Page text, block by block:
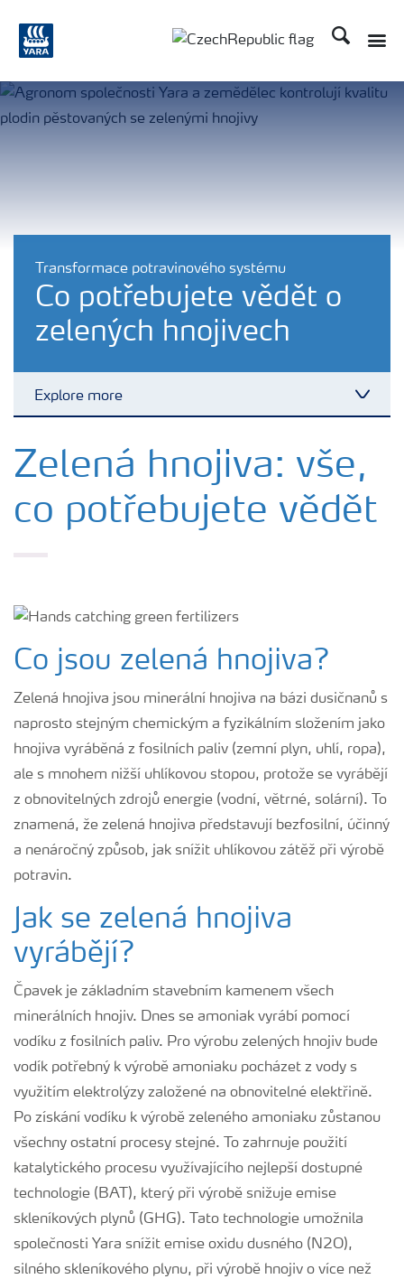
Hledat
Transformace potravinového systému
Co potřebujete vědět o
zelených hnojivech
Explore more
Plány výživy
Hnojiva
Bezpečnost hnojiv
Dokumenty
Yara email klub
Kontakty
Zelená hnojiva: vše,
co potřebujete vědět
Co jsou zelená hnojiva?
Zelená hnojiva jsou minerální hnojiva na bázi dusičnanů s
naprosto stejným chemickým a fyzikálním složením jako
hnojiva vyráběná z fosilních paliv (zemní plyn, uhlí, ropa),
ale s mnohem nižší uhlíkovou stopou, protože se vyrábějí
z obnovitelných zdrojů energie (vodní, větrné, solární). To
znamená, že zelená hnojiva představují bezfosilní, účinný
a nenáročný způsob, jak snížit uhlíkovou zátěž při výrobě
potravin.
Jak se zelená hnojiva
vyrábějí?
Čpavek je základním stavebním kamenem všech
minerálních hnojiv. Dnes se amoniak vyrábí pomocí
vodíku z fosilních paliv. Pro výrobu zelených hnojiv bude
vodík potřebný k výrobě amoniaku pocházet z vody s
využitím elektrolýzy založené na obnovitelné elektřině.
Po získání vodíku k výrobě zeleného amoniaku zůstanou
všechny ostatní procesy stejné. To zahrnuje použití
katalytického procesu využívajícího nejlepší dostupné
technologie (BAT), který při výrobě snižuje emise
skleníkových plynů (GHG). Tato technologie umožnila
společnosti Yara snížit emise oxidu dusného (N2O),
silného skleníkového plynu, při výrobě hnojiv o více než